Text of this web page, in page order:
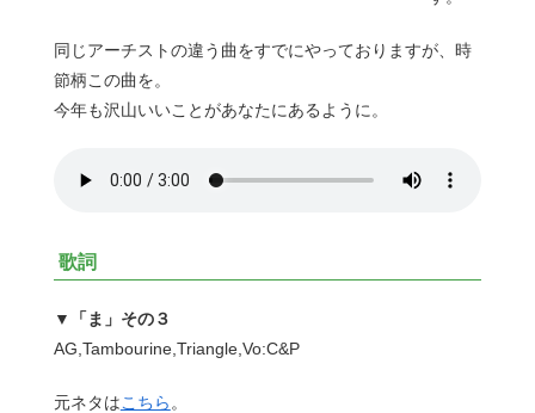
同じアーチストの違う曲をすでにやっておりますが、時
節柄この曲を。
今年も沢山いいことがあなたにあるように。
歌詞
▼「ま」その３
AG,Tambourine,Triangle,Vo:C&P
元ネタはこちら 。